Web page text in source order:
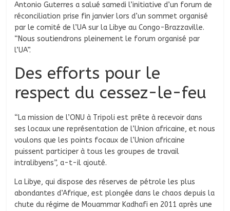
Antonio Guterres a salué samedi l’initiative d’un forum de
réconciliation prise fin janvier lors d’un sommet organisé
par le comité de l’UA sur la Libye au Congo-Brazzaville.
“Nous soutiendrons pleinement le forum organisé par
l’UA”.
Des efforts pour le
respect du cessez-le-feu
“La mission de l’ONU à Tripoli est prête à recevoir dans
ses locaux une représentation de l’Union africaine, et nous
voulons que les points focaux de l’Union africaine
puissent participer à tous les groupes de travail
intralibyens”, a-t-il ajouté.
La Libye, qui dispose des réserves de pétrole les plus
abondantes d’Afrique, est plongée dans le chaos depuis la
chute du régime de Mouammar Kadhafi en 2011 après une